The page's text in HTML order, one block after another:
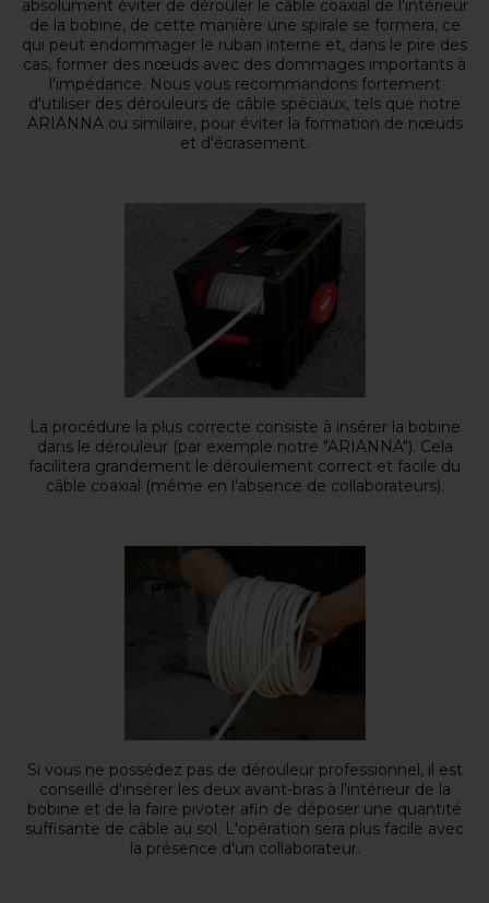
absolument éviter de dérouler le câble coaxial de l'intérieur
de la bobine, de cette manière une spirale se formera, ce
qui peut endommager le ruban interne et, dans le pire des
cas, former des nœuds avec des dommages importants à
l'impédance. Nous vous recommandons fortement
d'utiliser des dérouleurs de câble spéciaux, tels que notre
ARIANNA ou similaire, pour éviter la formation de nœuds
et d'écrasement.
La procédure la plus correcte consiste à insérer la bobine
dans le dérouleur (par exemple notre "ARIANNA"). Cela
facilitera grandement le déroulement correct et facile du
câble coaxial (même en l'absence de collaborateurs).
Si vous ne possédez pas de dérouleur professionnel, il est
conseillé d'insérer les deux avant-bras à l'intérieur de la
bobine et de la faire pivoter afin de déposer une quantité
suffisante de câble au sol. L'opération sera plus facile avec
la présence d'un collaborateur.